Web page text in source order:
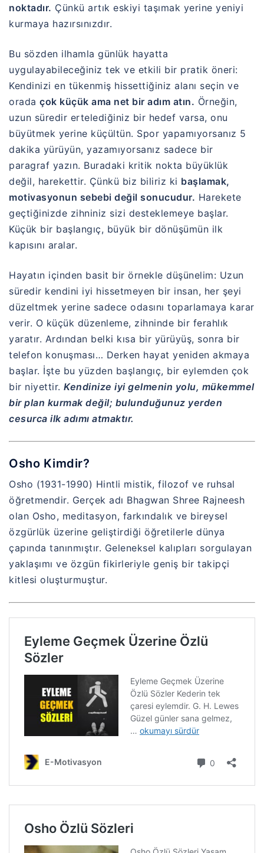
noktadır. Çünkü artık eskiyi taşımak yerine yeniyi
kurmaya hazırsınızdır.
Bu sözden ilhamla günlük hayatta
uygulayabileceğiniz tek ve etkili bir pratik öneri:
Kendinizi en tükenmiş hissettiğiniz alanı seçin ve
orada çok küçük ama net bir adım atın. Örneğin,
uzun süredir ertelediğiniz bir hedef varsa, onu
büyütmek yerine küçültün. Spor yapamıyorsanız 5
dakika yürüyün, yazamıyorsanız sadece bir
paragraf yazın. Buradaki kritik nokta büyüklük
değil, harekettir. Çünkü biz biliriz ki başlamak,
motivasyonun sebebi değil sonucudur. Harekete
geçtiğinizde zihniniz sizi desteklemeye başlar.
Küçük bir başlangıç, büyük bir dönüşümün ilk
kapısını aralar.
Hayatın içinden basit bir örnekle düşünelim: Uzun
süredir kendini iyi hissetmeyen bir insan, her şeyi
düzeltmek yerine sadece odasını toparlamaya karar
verir. O küçük düzenleme, zihninde bir ferahlık
yaratır. Ardından belki kısa bir yürüyüş, sonra bir
telefon konuşması… Derken hayat yeniden akmaya
başlar. İşte bu yüzden başlangıç, bir eylemden çok
bir niyettir. Kendinize iyi gelmenin yolu, mükemmel
bir plan kurmak değil; bulunduğunuz yerden
cesurca ilk adımı atmaktır.
Osho Kimdir?
Osho (1931-1990) Hintli mistik, filozof ve ruhsal
öğretmendir. Gerçek adı Bhagwan Shree Rajneesh
olan Osho, meditasyon, farkındalık ve bireysel
özgürlük üzerine geliştirdiği öğretilerle dünya
çapında tanınmıştır. Geleneksel kalıpları sorgulayan
yaklaşımı ve özgün fikirleriyle geniş bir takipçi
kitlesi oluşturmuştur.